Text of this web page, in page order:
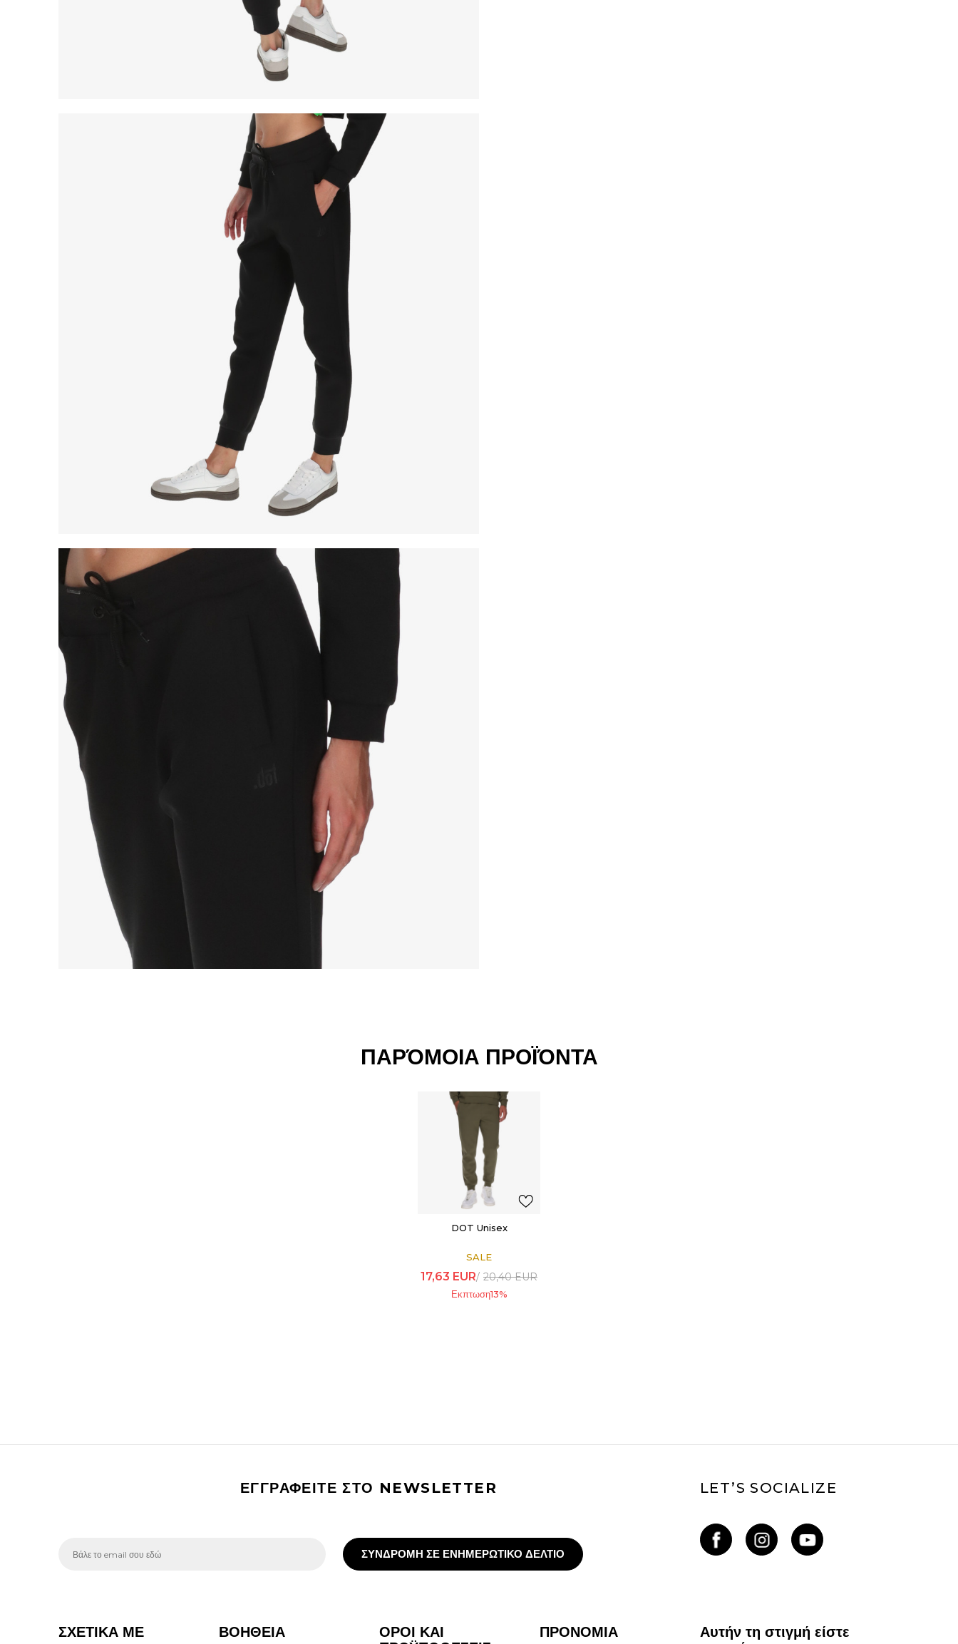
ΠΑΡΌΜΟΙΑ ΠΡΟΪΌΝΤΑ
DOT Unisex
SALE
17,63 EUR 20,40EUR
Εκπτωση13%
ΕΓΓΡΑΦΕΙΤΕ ΣΤΟ NEWSLETTER
ΣΥΝΔΡΟΜΗ ΣΕ ΕΝΗΜΕΡΩΤΙΚΟ ΔΕΛΤΙΟ
LET’S SOCIALIZE
ΣΧΕΤΙΚΑ ΜΕ ΒΟΗΘΕΙΑ
ΟΡΟΙ ΚΑΙ
ΠΡΟΝΟΜΙΑ
Αυτήν τη στιγμή είστε